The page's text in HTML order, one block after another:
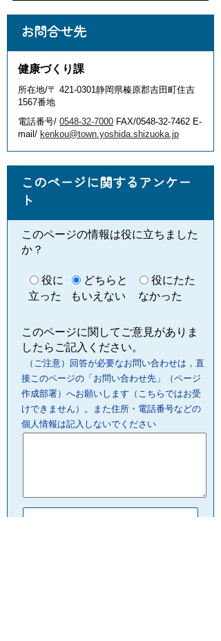
お問合せ先
健康づくり課
所在地/〒 421-0301静岡県榛原郡吉田町住吉
1567番地
電話番号/ 0548-32-7000 FAX/0548-32-7462 E-
mail/ kenkou@town.yoshida.shizuoka.jp
このページに関するアンケー
ト
このページの情報は役に立ちました
か？
役に
立った
どちらと
もいえない
役にたた
なかった
このページに関してご意見がありま
したらご記入ください。
（ご注意）回答が必要なお問い合わせは，直
接このページの「お問い合わせ先」（ページ
作成部署）へお願いします（こちらではお受
けできません）。また住所・電話番号などの
個人情報は記入しないでください